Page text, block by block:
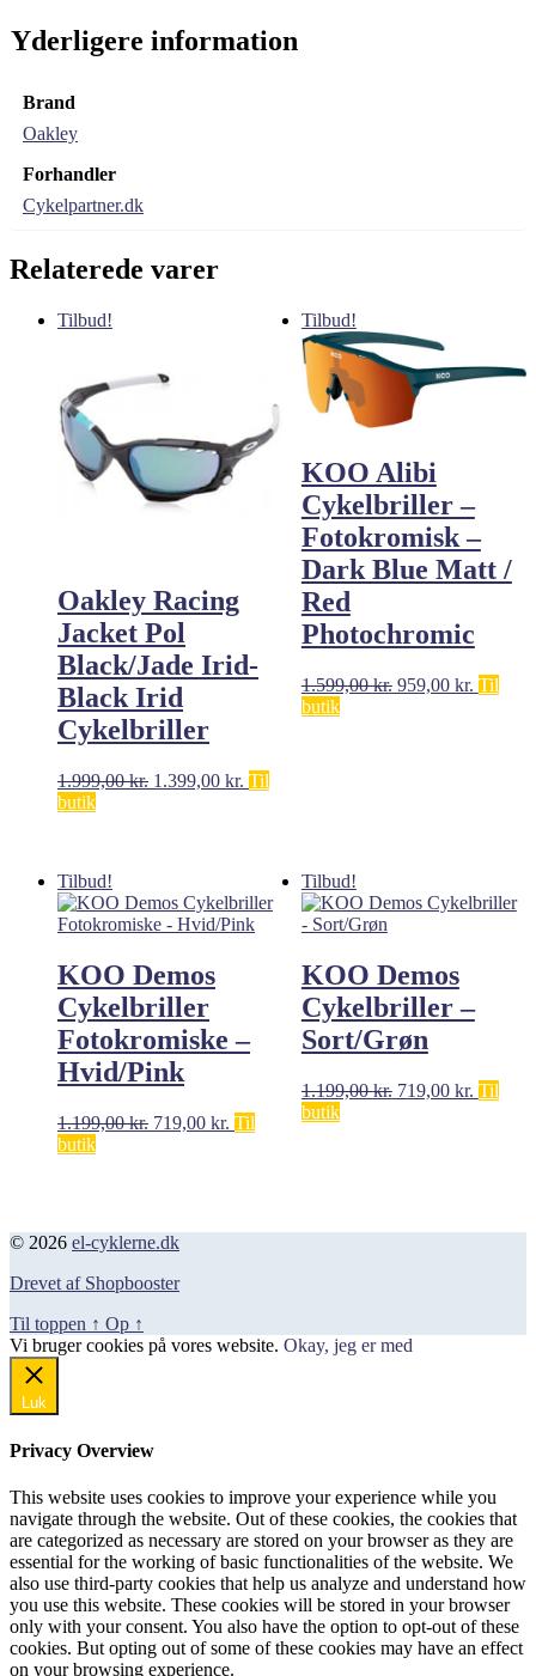
Yderligere information
Brand
Oakley
Forhandler
Cykelpartner.dk
Relaterede varer
Tilbud!
Oakley Racing
Jacket Pol
Black/Jade Irid-
Black Irid
Cykelbriller
1.999,00kr. Den
1.399,00 kr. Den
Til
butik
Tilbud!
KOO Alibi
Cykelbriller –
Fotokromisk –
Dark Blue Matt /
Red
Photochromic
1.599,00kr. Den
959,00 kr. Den
Til
butik
Tilbud!
KOO Demos
Cykelbriller
Fotokromiske –
Hvid/Pink
1.199,00kr. Den
719,00 kr. Den
Til
butik
Tilbud!
KOO Demos
Cykelbriller –
Sort/Grøn
1.199,00kr. Den
719,00 kr. Den
Til
butik
© 2026 el-cyklerne.dk
Drevet af Shopbooster
Til toppen ↑ Op ↑
Vi bruger cookies på vores website. Okay, jeg er med
Luk
Privacy Overview
This website uses cookies to improve your experience while you
navigate through the website. Out of these cookies, the cookies that
are categorized as necessary are stored on your browser as they are
essential for the working of basic functionalities of the website. We
also use third-party cookies that help us analyze and understand how
you use this website. These cookies will be stored in your browser
only with your consent. You also have the option to opt-out of these
cookies. But opting out of some of these cookies may have an effect
on your browsing experience.